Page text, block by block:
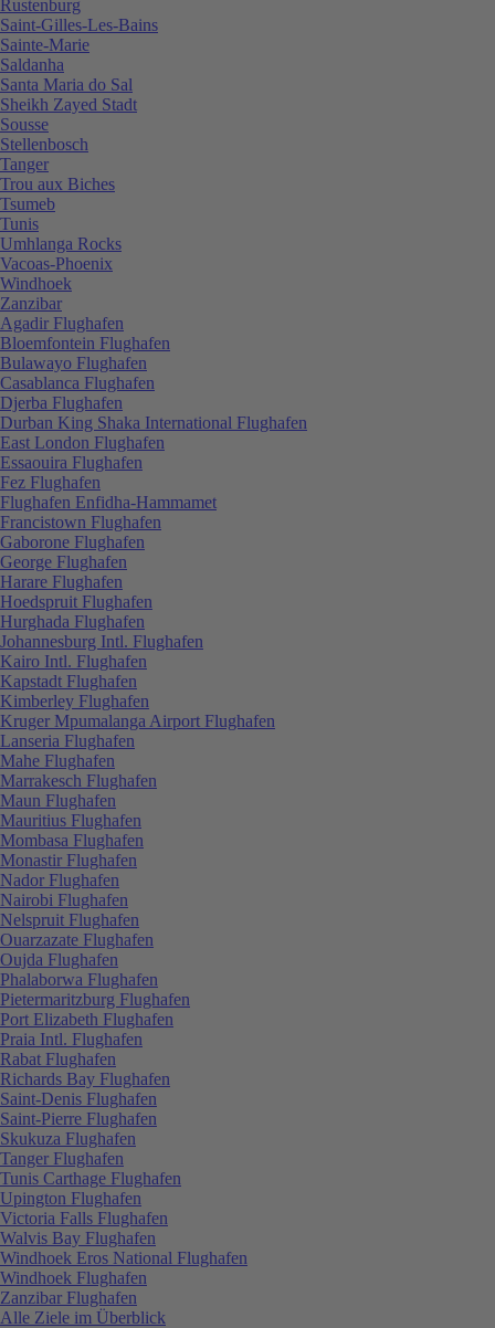
Rustenburg
Saint-Gilles-Les-Bains
Sainte-Marie
Saldanha
Santa Maria do Sal
Sheikh Zayed Stadt
Sousse
Stellenbosch
Tanger
Trou aux Biches
Tsumeb
Tunis
Umhlanga Rocks
Vacoas-Phoenix
Windhoek
Zanzibar
Agadir Flughafen
Bloemfontein Flughafen
Bulawayo Flughafen
Casablanca Flughafen
Djerba Flughafen
Durban King Shaka International Flughafen
East London Flughafen
Essaouira Flughafen
Fez Flughafen
Flughafen Enfidha-Hammamet
Francistown Flughafen
Gaborone Flughafen
George Flughafen
Harare Flughafen
Hoedspruit Flughafen
Hurghada Flughafen
Johannesburg Intl. Flughafen
Kairo Intl. Flughafen
Kapstadt Flughafen
Kimberley Flughafen
Kruger Mpumalanga Airport Flughafen
Lanseria Flughafen
Mahe Flughafen
Marrakesch Flughafen
Maun Flughafen
Mauritius Flughafen
Mombasa Flughafen
Monastir Flughafen
Nador Flughafen
Nairobi Flughafen
Nelspruit Flughafen
Ouarzazate Flughafen
Oujda Flughafen
Phalaborwa Flughafen
Pietermaritzburg Flughafen
Port Elizabeth Flughafen
Praia Intl. Flughafen
Rabat Flughafen
Richards Bay Flughafen
Saint-Denis Flughafen
Saint-Pierre Flughafen
Skukuza Flughafen
Tanger Flughafen
Tunis Carthage Flughafen
Upington Flughafen
Victoria Falls Flughafen
Walvis Bay Flughafen
Windhoek Eros National Flughafen
Windhoek Flughafen
Zanzibar Flughafen
Alle Ziele im Überblick